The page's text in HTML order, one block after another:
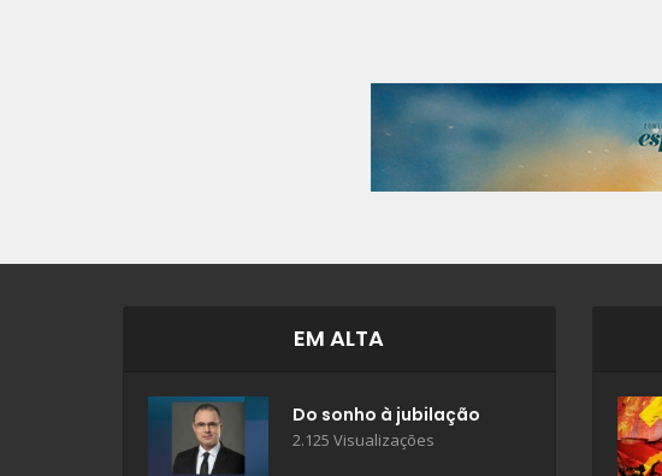
EM ALTA
Do sonho à jubilação
2.125 Visualizações